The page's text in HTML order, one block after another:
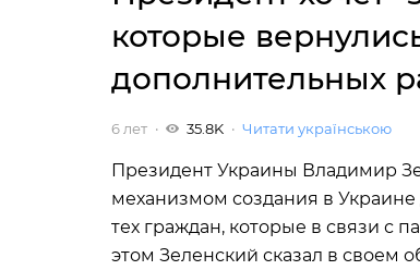
которые
дополнительных
6 лет 35.8K Читати українською
Президент Украины Владимир
механизмом создания в
тех граждан, которые в связи с
этом Зеленский сказал в своем